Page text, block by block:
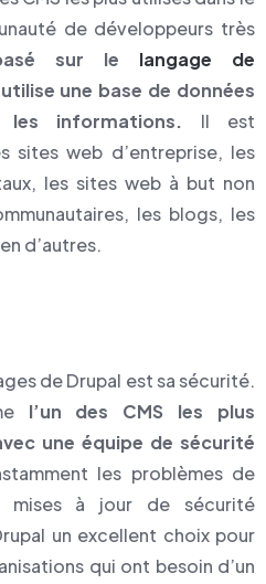
de développeurs très
sur le langage de
une base de données
informations. Il est
sites web d’entreprise, les
les sites web à but non
les blogs, les
d’autres.
de Drupal est sa sécurité.
l’un des CMS les plus
une équipe de sécurité
les problèmes de
à jour de sécurité
un excellent choix pour
qui ont besoin d’un